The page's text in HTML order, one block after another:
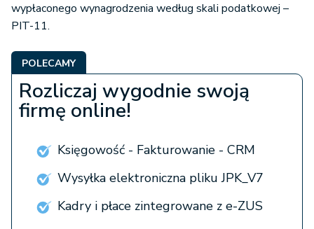
wypłaconego wynagrodzenia według skali podatkowej –
PIT-11.
POLECAMY
Rozliczaj wygodnie swoją
firmę online!
Księgowość - Fakturowanie - CRM
Wysyłka elektroniczna pliku JPK_V7
Kadry i płace zintegrowane z e-ZUS